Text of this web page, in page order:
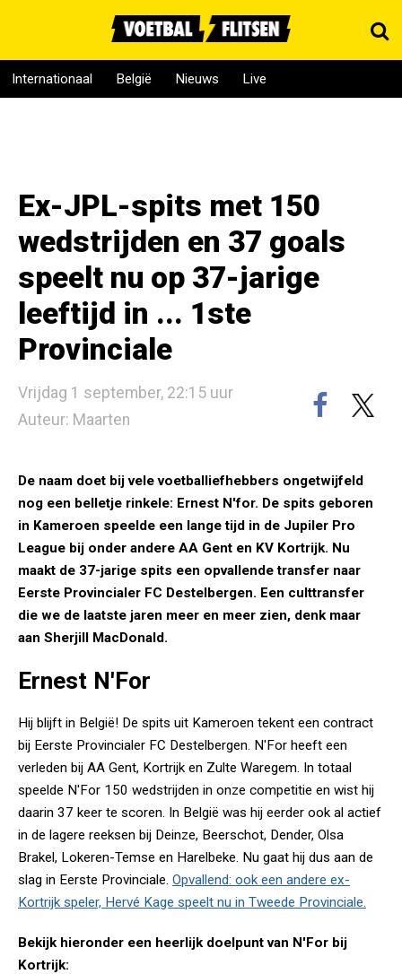
Internationaal België Nieuws Live
Ex-JPL-spits met 150
wedstrijden en 37 goals
speelt nu op 37-jarige
leeftijd in ... 1ste
Provinciale
Vrijdag 1 september, 22:15 uur
Auteur: Maarten
De naam doet bij vele voetballiefhebbers ongetwijfeld
nog een belletje rinkele: Ernest N'for. De spits geboren
in Kameroen speelde een lange tijd in de Jupiler Pro
League bij onder andere AA Gent en KV Kortrijk. Nu
maakt de 37-jarige spits een opvallende transfer naar
Eerste Provincialer FC Destelbergen. Een culttransfer
die we de laatste jaren meer en meer zien, denk maar
aan Sherjill MacDonald.
Ernest N'For
Hij blijft in België! De spits uit Kameroen tekent een contract
bij Eerste Provincialer FC Destelbergen. N'For heeft een
verleden bij AA Gent, Kortrijk en Zulte Waregem. In totaal
speelde N'For 150 wedstrijden in onze competitie en wist hij
daarin 37 keer te scoren. In België was hij eerder ook al actief
in de lagere reeksen bij Deinze, Beerschot, Dender, Olsa
Brakel, Lokeren-Temse en Harelbeke. Nu gaat hij dus aan de
slag in Eerste Provinciale. Opvallend: ook een andere ex-
Kortrijk speler, Hervé Kage speelt nu in Tweede Provinciale.
Bekijk hieronder een heerlijk doelpunt van N'For bij
Kortrijk: